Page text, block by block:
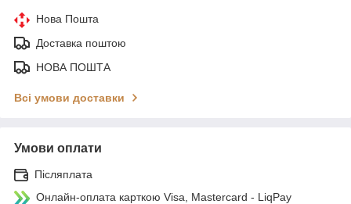
Нова Пошта
Доставка поштою
НОВА ПОШТА
Всі умови доставки
Умови оплати
Післяплата
Онлайн-оплата карткою Visa, Mastercard - LiqPay